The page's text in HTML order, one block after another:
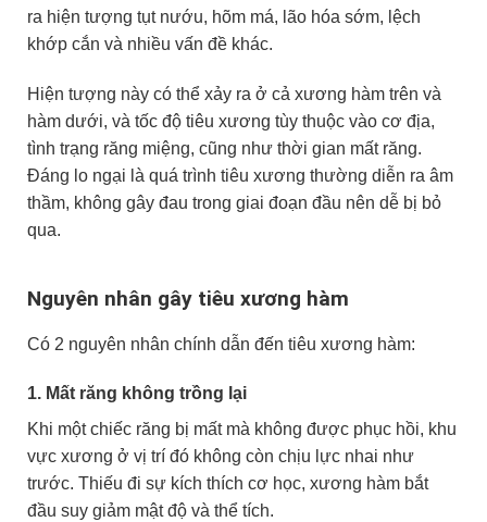
ra hiện tượng tụt nướu, hõm má, lão hóa sớm, lệch
khớp cắn và nhiều vấn đề khác.
Hiện tượng này có thể xảy ra ở cả xương hàm trên và
hàm dưới, và tốc độ tiêu xương tùy thuộc vào cơ địa,
tình trạng răng miệng, cũng như thời gian mất răng.
Đáng lo ngại là quá trình tiêu xương thường diễn ra âm
thầm, không gây đau trong giai đoạn đầu nên dễ bị bỏ
qua.
Nguyên nhân gây tiêu xương hàm
Có 2 nguyên nhân chính dẫn đến tiêu xương hàm:
1. Mất răng không trồng lại
Khi một chiếc răng bị mất mà không được phục hồi, khu
vực xương ở vị trí đó không còn chịu lực nhai như
trước. Thiếu đi sự kích thích cơ học, xương hàm bắt
đầu suy giảm mật độ và thể tích.